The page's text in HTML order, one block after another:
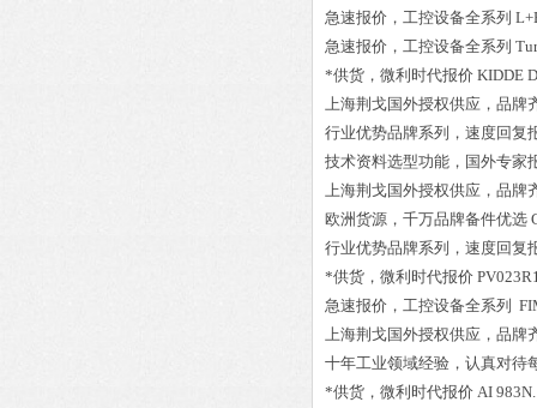
急速报价，工控设备全系列
急速报价，工控设备全系列
*供货，微利时代报价 KIDDE
上海荆戈国外授权供应，品牌
行业优势品牌系列，速度回复
技术资料选型功能，国外专家
上海荆戈国外授权供应，品牌
欧洲货源，千万品牌备件优选
行业优势品牌系列，速度回复
*供货，微利时代报价
急速报价，工控设备全系列
上海荆戈国外授权供应，品牌
十年工业领域经验，认真对待
*供货，微利时代报价 AI